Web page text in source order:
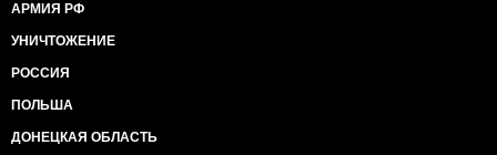
АРМИЯ РФ
УНИЧТОЖЕНИЕ
РОССИЯ
ПОЛЬША
ДОНЕЦКАЯ ОБЛАСТЬ